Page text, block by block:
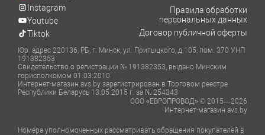
Instagram
Youtube
Tiktok
Правила обработки
персональных данных
Договор публичной оферты
Юр. адрес 220136, РБ, г. Минск, ул. Притыцкого, д.105, пом. 370 УНП
191382353
Свидетельство о регистрации № 191382353, выдано Минским
горисполкомом 01.03.2010
Интернет-магазин avs.by зарегистрирован в Торговом реестре
Республики Беларусь 13.05.2015 г. за № 254343
ООО «ЕВРОПРОВОД» © 2015—2026
Интернет-магазин avs.by
Номера уполномоченных рассматривать обращения покупателей в